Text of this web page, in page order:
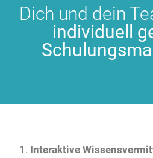
Dich und dein
individuell
Interaktive